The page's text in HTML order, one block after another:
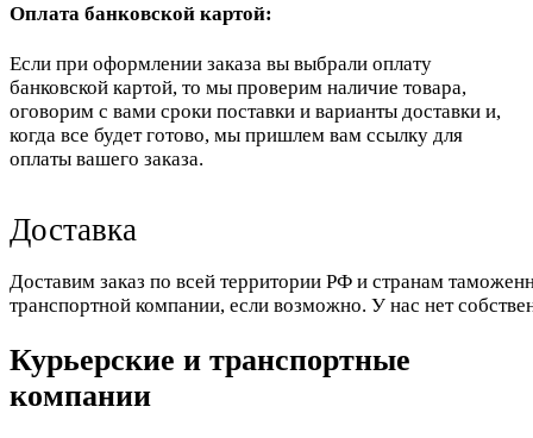
Оплата банковской картой:
Если при оформлении заказа вы выбрали оплату
банковской картой, то мы проверим наличие товара,
оговорим с вами сроки поставки и варианты доставки и,
когда все будет готово, мы пришлем вам ссылку для
оплаты вашего заказа.
Доставка
Доставим заказ по всей территории РФ и странам
транспортной компании, если возможно. У нас нет
Курьерские и транспортные
компании